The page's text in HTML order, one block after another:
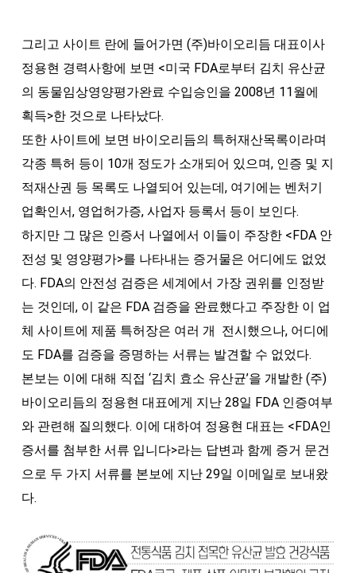
그리고 사이트 란에 들어가면 (주)바이오리듬 대표이사
정용현 경력사항에 보면 <미국 FDA로부터 김치 유산균
의 동물임상영양평가완료 수입승인을 2008년 11월에
획득>한 것으로 나타났다.
또한 사이트에 보면 바이오리듬의 특허재산목록이라며
각종 특허 등이 10개 정도가 소개되어 있으며, 인증 및 지
적재산권 등 목록도 나열되어 있는데, 여기에는 벤처기
업확인서, 영업허가증, 사업자 등록서 등이 보인다.
하지만 그 많은 인증서 나열에서 이들이 주장한 <FDA 안
전성 및 영양평가>를 나타내는 증거물은 어디에도 없었
다. FDA의 안전성 검증은 세계에서 가장 권위를 인정받
는 것인데, 이 같은 FDA 검증을 완료했다고 주장한 이 업
체 사이트에 제품 특허장은 여러 개 전시했으나, 어디에
도 FDA를 검증을 증명하는 서류는 발견할 수 없었다.
본보는 이에 대해 직접 ‘김치 효소 유산균’을 개발한 (주)
바이오리듬의 정용현 대표에게 지난 28일 FDA 인증여부
와 관련해 질의했다. 이에 대하여 정용현 대표는 <FDA인
증서를 첨부한 서류 입니다>라는 답변과 함께 증거 문건
으로 두 가지 서류를 본보에 지난 29일 이메일로 보내왔
다.